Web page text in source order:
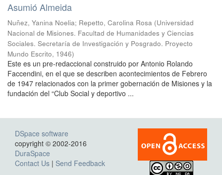
Asumió Almeida
Nuñez, Yanina Noelia; Repetto, Carolina Rosa (Universidad
Nacional de Misiones. Facultad de Humanidades y Ciencias
Sociales. Secretaría de Investigación y Posgrado. Proyecto
Mundo Escrito, 1946)
Este es un pre-redaccional construido por Antonio Rolando
Faccendini, en el que se describen acontecimientos de Febrero
de 1947 relacionados con la primer gobernación de Misiones y la
fundación del “Club Social y deportivo ...
DSpace software
copyright © 2002-2016
DuraSpace
Contact Us | Send Feedback